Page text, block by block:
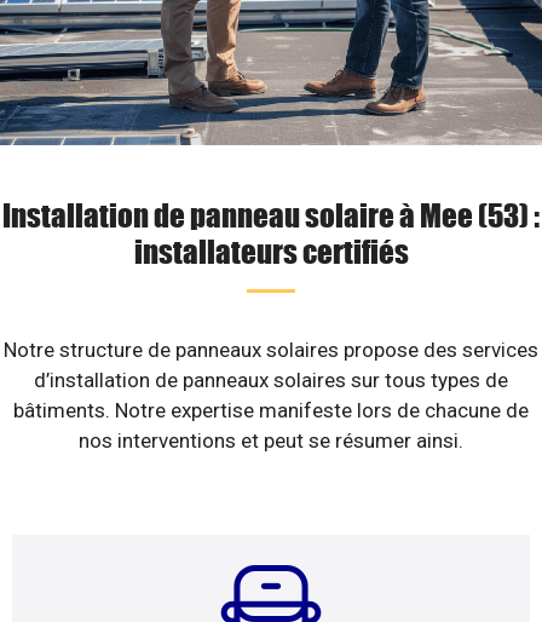
Installation de panneau solaire à Mee (53) :
installateurs certifiés
Notre structure de panneaux solaires propose des services
d’installation de panneaux solaires sur tous types de
bâtiments. Notre expertise manifeste lors de chacune de
nos interventions et peut se résumer ainsi.